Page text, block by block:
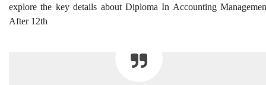
explore the key details about Diploma In Accounting
After 12th